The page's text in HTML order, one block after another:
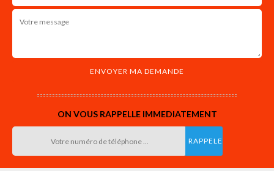
ON VOUS RAPPELLE IMMEDIATEMENT